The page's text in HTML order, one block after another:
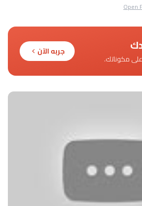
Open
مكوناتك.
جربه الآن